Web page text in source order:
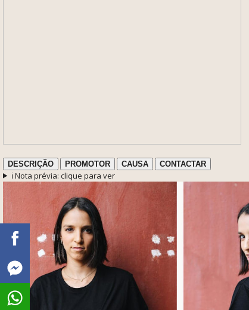
DESCRIÇÃO PROMOTOR CAUSA CONTACTAR
ℹ️ Nota prévia: clique para ver